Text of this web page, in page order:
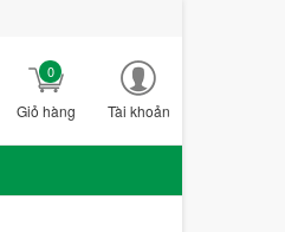
Giỏ hàng
0
Tài khoản